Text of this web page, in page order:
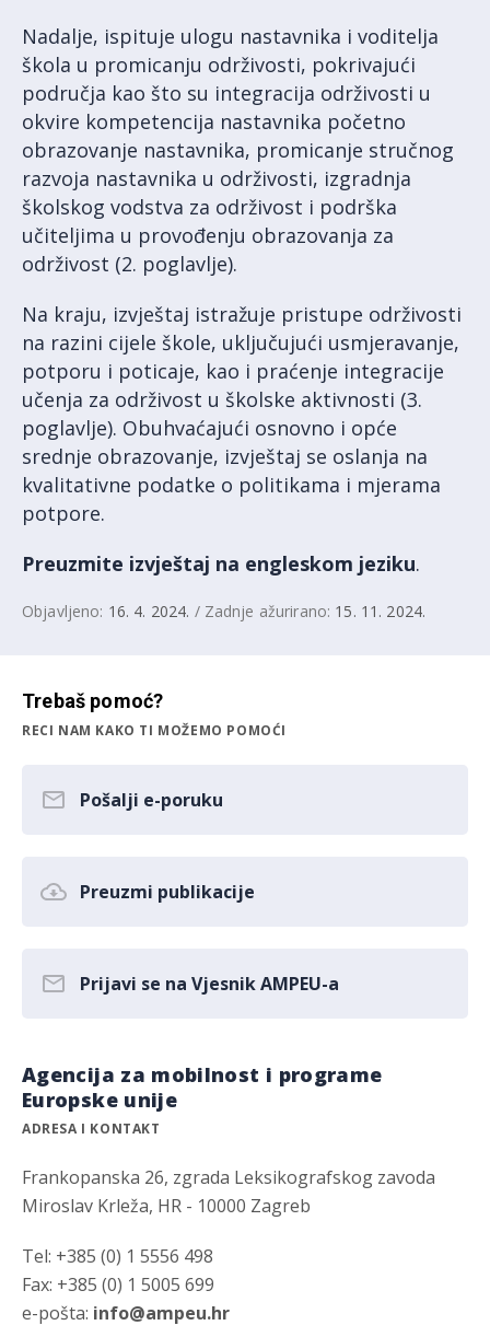
Nadalje, ispituje ulogu nastavnika i voditelja
škola u promicanju održivosti, pokrivajući
područja kao što su integracija održivosti u
okvire kompetencija nastavnika početno
obrazovanje nastavnika, promicanje stručnog
razvoja nastavnika u održivosti, izgradnja
školskog vodstva za održivost i podrška
učiteljima u provođenju obrazovanja za
održivost (2. poglavlje).
Na kraju, izvještaj istražuje pristupe održivosti
na razini cijele škole, uključujući usmjeravanje,
potporu i poticaje, kao i praćenje integracije
učenja za održivost u školske aktivnosti (3.
poglavlje). Obuhvaćajući osnovno i opće
srednje obrazovanje, izvještaj se oslanja na
kvalitativne podatke o politikama i mjerama
potpore.
Preuzmite izvještaj na engleskom jeziku.
Objavljeno: 16. 4. 2024. / Zadnje ažurirano: 15. 11. 2024.
Trebaš pomoć?
RECI NAM KAKO TI MOŽEMO POMOĆI
Pošalji e-poruku
Preuzmi publikacije
Prijavi se na Vjesnik AMPEU-a
Agencija za mobilnost i programe
Europske unije
ADRESA I KONTAKT
Frankopanska 26, zgrada Leksikografskog zavoda
Miroslav Krleža, HR - 10000 Zagreb
Tel: +385 (0) 1 5556 498
Fax: +385 (0) 1 5005 699
e-pošta: info@ampeu.hr